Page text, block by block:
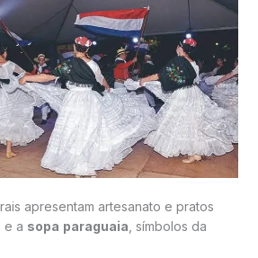
apresentam artesanato e pratos
e a sopa paraguaia , símbolos da